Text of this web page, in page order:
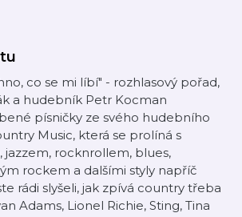
co se mi líbí" - rozhlasový pořad,
a hudebník Petr Kocman
písničky ze svého hudebního
Music, která se prolíná s
rocknrollem, blues,
rockem a dalšími styly napříč
rádi slyšeli, jak zpívá country třeba
Adams, Lionel Richie, Sting, Tina